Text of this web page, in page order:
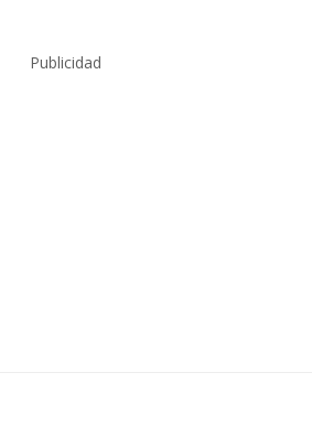
Publicidad